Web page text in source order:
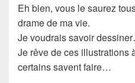
Eh bien, vous le saurez
drame de ma vie.
Je voudrais savoir
Je rêve de ces illustrations
certains savent faire…